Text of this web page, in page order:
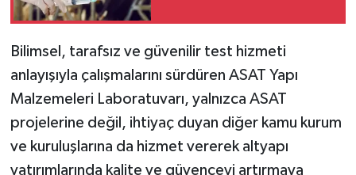
Bilimsel, tarafsız ve güvenilir test hizmeti
anlayışıyla çalışmalarını sürdüren ASAT Yapı
Malzemeleri Laboratuvarı, yalnızca ASAT
projelerine değil, ihtiyaç duyan diğer kamu kurum
ve kuruluşlarına da hizmet vererek altyapı
yatırımlarında kalite ve güvenceyi artırmaya